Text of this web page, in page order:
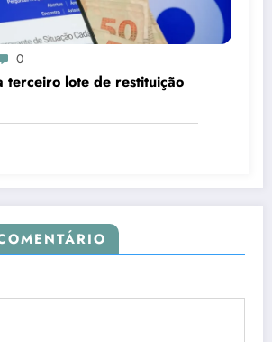
0
terceiro lote de restituição